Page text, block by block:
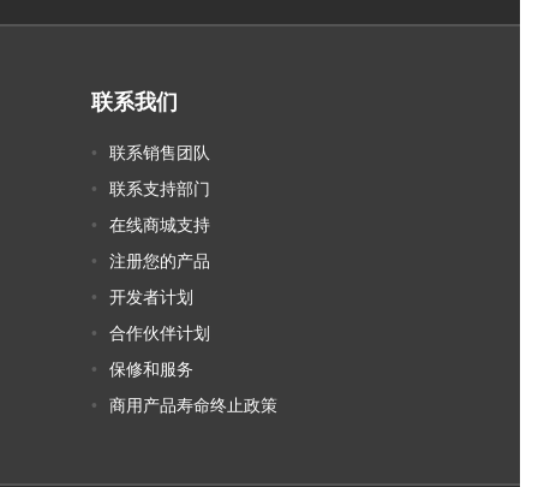
联系我们
联系销售团队
联系支持部门
在线商城支持
注册您的产品
开发者计划
合作伙伴计划
保修和服务
商用产品寿命终止政策